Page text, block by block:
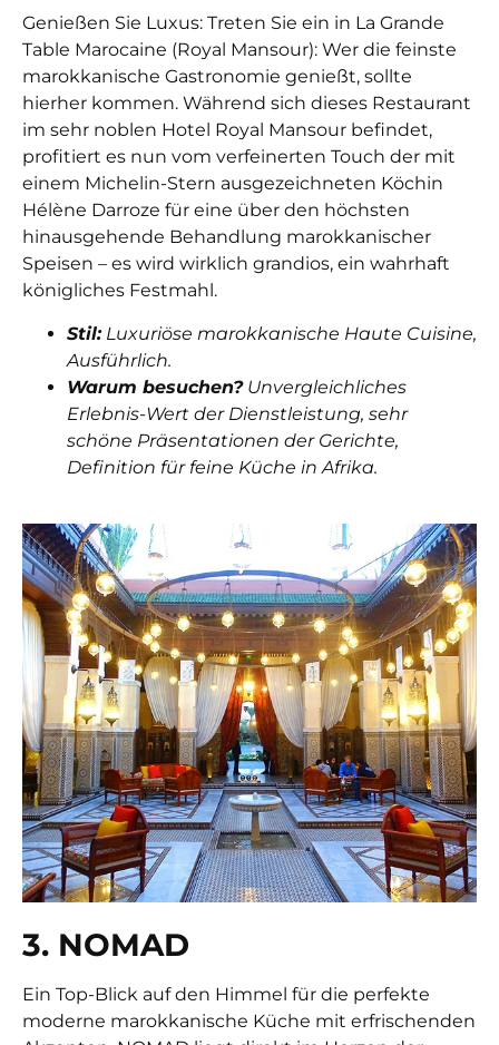
Genießen Sie Luxus: Treten Sie ein in La Grande
Table Marocaine (Royal Mansour): Wer die feinste
marokkanische Gastronomie genießt, sollte
hierher kommen. Während sich dieses Restaurant
im sehr noblen Hotel Royal Mansour befindet,
profitiert es nun vom verfeinerten Touch der mit
einem Michelin-Stern ausgezeichneten Köchin
Hélène Darroze für eine über den höchsten
hinausgehende Behandlung marokkanischer
Speisen – es wird wirklich grandios, ein wahrhaft
königliches Festmahl.
Stil:Luxuriöse marokkanische Haute Cuisine,
Ausführlich.
Warum besuchen?Unvergleichliches
Erlebnis-Wert der Dienstleistung, sehr
schöne Präsentationen der Gerichte,
Definition für feine Küche in Afrika.
3. NOMAD
Ein Top-Blick auf den Himmel für die perfekte
moderne marokkanische Küche mit erfrischenden